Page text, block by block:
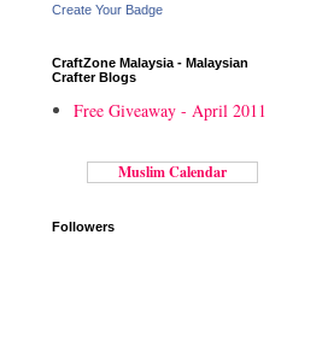
Create Your Badge
CraftZone Malaysia - Malaysian
Crafter Blogs
Free Giveaway - April 2011
Muslim Calendar
Followers